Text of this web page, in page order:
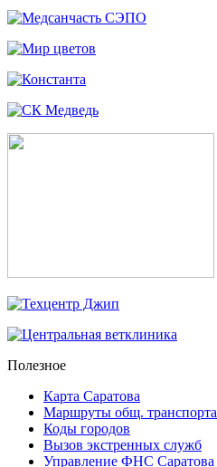
Полезное
Карта Саратова
Маршруты общ. транспорта
Коды городов
Вызов экстренных служб
Управление ФНС Саратова